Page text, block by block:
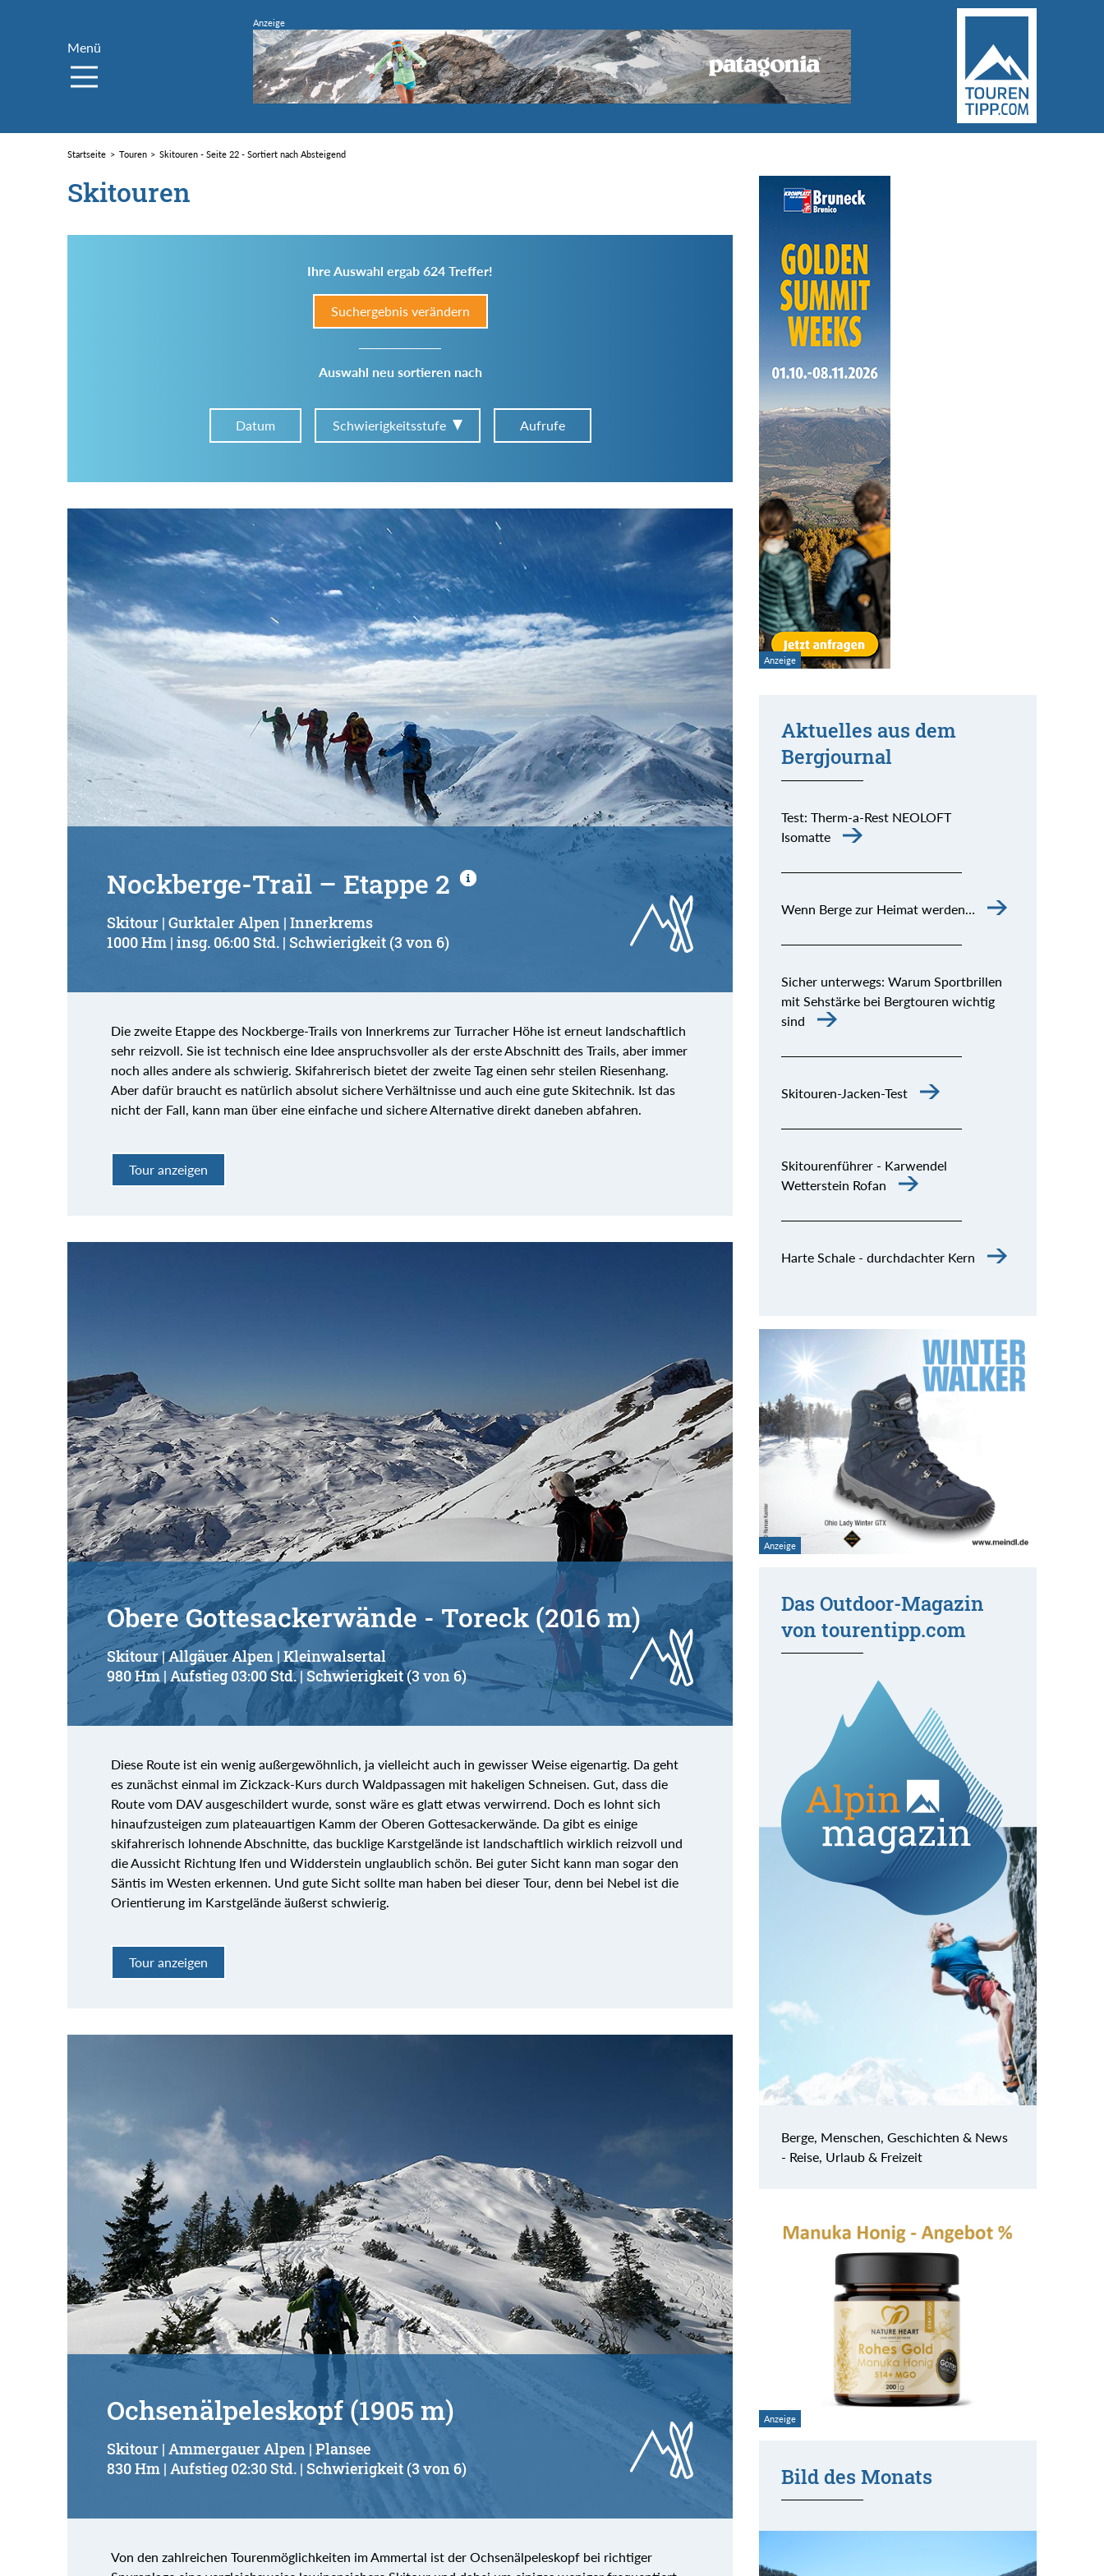
Menü
Startseite Touren Skitouren - Seite 22 - Sortiert nach Absteigend
Skitouren
Ihre Auswahl ergab 624 Treffer!
Suchergebnis verändern
Auswahl neu sortieren nach
Datum Schwierigkeitsstufe Aufrufe
Im Tourenarchiv suchen
Land:
Region:
Art der Tour:
Schwierigkeitsgrad:
bis
Kondition (Tourdauer):
von
bis
Suchbegriff:
Nockberge-Trail – Etappe 2
Skitour | Gurktaler Alpen | Innerkrems
1000 Hm | insg. 06:00 Std. | Schwierigkeit (3 von 6)
Die zweite Etappe des Nockberge-Trails von Innerkrems zur Turracher Höhe ist erneut landschaftlich
sehr reizvoll. Sie ist technisch eine Idee anspruchsvoller als der erste Abschnitt des Trails, aber immer
noch alles andere als schwierig. Skifahrerisch bietet der zweite Tag einen sehr steilen Riesenhang.
Aber dafür braucht es natürlich absolut sichere Verhältnisse und auch eine gute Skitechnik. Ist das
nicht der Fall, kann man über eine einfache und sichere Alternative direkt daneben abfahren.
Tour anzeigen
Obere Gottesackerwände - Toreck (2016 m)
Skitour | Allgäuer Alpen | Kleinwalsertal
980 Hm | Aufstieg 03:00 Std. | Schwierigkeit (3 von 6)
Diese Route ist ein wenig außergewöhnlich, ja vielleicht auch in gewisser Weise eigenartig. Da geht
es zunächst einmal im Zickzack-Kurs durch Waldpassagen mit hakeligen Schneisen. Gut, dass die
Route vom DAV ausgeschildert wurde, sonst wäre es glatt etwas verwirrend. Doch es lohnt sich
hinaufzusteigen zum plateauartigen Kamm der Oberen Gottesackerwände. Da gibt es einige
skifahrerisch lohnende Abschnitte, das bucklige Karstgelände ist landschaftlich wirklich reizvoll und
die Aussicht Richtung Ifen und Widderstein unglaublich schön. Bei guter Sicht kann man sogar den
Säntis im Westen erkennen. Und gute Sicht sollte man haben bei dieser Tour, denn bei Nebel ist die
Orientierung im Karstgelände äußerst schwierig.
Tour anzeigen
Ochsenälpeleskopf (1905 m)
Skitour | Ammergauer Alpen | Plansee
830 Hm | Aufstieg 02:30 Std. | Schwierigkeit (3 von 6)
Von den zahlreichen Tourenmöglichkeiten im Ammertal ist der Ochsenälpeleskopf bei richtiger
Aktuelles aus dem
Bergjournal
Test: Therm-a-Rest NEOLOFT
Isomatte
Wenn Berge zur Heimat werden…
Sicher unterwegs: Warum Sportbrillen
mit Sehstärke bei Bergtouren wichtig
sind
Skitouren-Jacken-Test
Skitourenführer - Karwendel
Wetterstein Rofan
Harte Schale - durchdachter Kern
Das Outdoor-Magazin
von tourentipp.com
Berge, Menschen, Geschichten & News
- Reise, Urlaub & Freizeit
Bild des Monats